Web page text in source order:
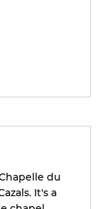
du
It's a